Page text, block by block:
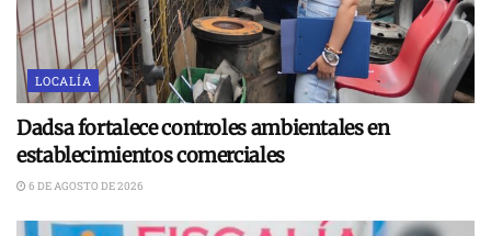
LOCALÍA
Dadsa fortalece controles ambientales en
establecimientos comerciales
6 DE AGOSTO DE 2026